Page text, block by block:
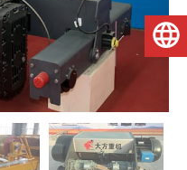
Haberler
Türkçe